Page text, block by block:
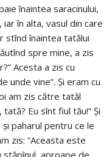
înaintea saracinului,
în alta, vasul din care
stînd înaintea tatălui
spre mine, a zis
Acesta a zis cu
unde vine”. Şi eram cu
am zis către tatăl
Eu sînt fiul tău!” Şi
paharul pentru ce le
zis: “Aceasta este
stăpînul, aproape de